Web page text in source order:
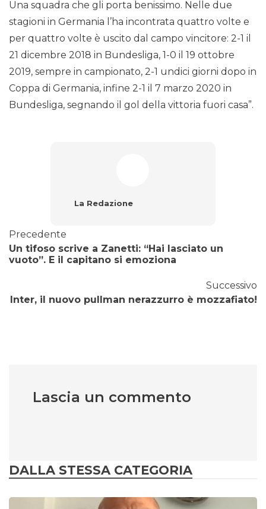
Una squadra che gli porta benissimo. Nelle due
stagioni in Germania l’ha incontrata quattro volte e
per quattro volte è uscito dal campo vincitore: 2-1 il
21 dicembre 2018 in Bundesliga, 1-0 il 19 ottobre
2019, sempre in campionato, 2-1 undici giorni dopo in
Coppa di Germania, infine 2-1 il 7 marzo 2020 in
Bundesliga, segnando il gol della vittoria fuori casa”.
La Redazione
Precedente
Un tifoso scrive a Zanetti: “Hai lasciato un
vuoto”. E il capitano si emoziona
Successivo
Inter, il nuovo pullman nerazzurro è mozzafiato!
Lascia un commento
DALLA STESSA CATEGORIA